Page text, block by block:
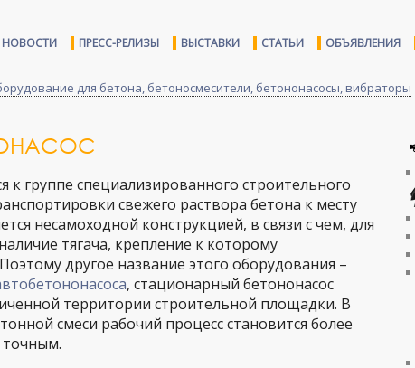
НОВОСТИ ПРЕСС-РЕЛИЗЫ ВЫСТАВКИ СТАТЬИ ОБЪЯВЛЕНИЯ
для бетона, бетоносмесители, бетононасосы, вибраторы
к группе специализированного строительного
свежего раствора бетона к месту
несамоходной конструкцией, в связи с чем, для
тягача, крепление к которому
другое название этого оборудования –
, стационарный бетононасос
территории строительной площадки. В
смеси рабочий процесс становится более